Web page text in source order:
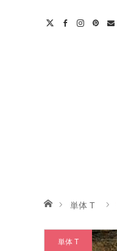
ホーム単体 T
単体 T